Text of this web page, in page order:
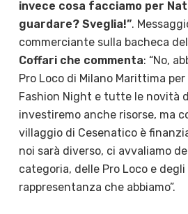
invece cosa facciamo per
guardare? Sveglia!”.
commerciante sulla bacheca del
Coffari che commenta: “No,
Pro Loco di Milano Marittima
Fashion Night e tutte le novità
investiremo anche risorse, ma
villaggio di Cesenatico è
noi sarà diverso, ci avvaliamo
categoria, delle Pro Loco e
rappresentanza che abbiamo”.